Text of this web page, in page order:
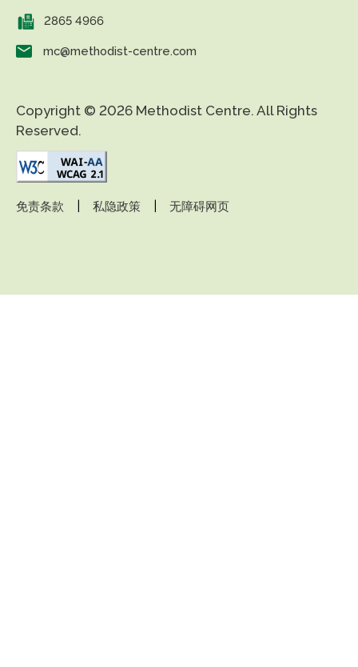
2865 4966
mc@methodist-centre.com
Copyright © 2026 Methodist Centre. All Rights
Reserved.
免责条款 私隐政策 无障碍网页